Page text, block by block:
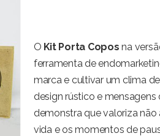
O Kit Porta Copos na
ferramenta de
marca e cultivar um clima
design rústico e
demonstra que valoriza não
vida e os momentos de